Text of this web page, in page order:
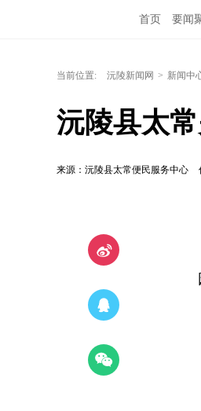
首页 要闻
当前位置: 沅陵新闻网 > 新闻中
沅陵县太
来源：沅陵县太常便民服务中心